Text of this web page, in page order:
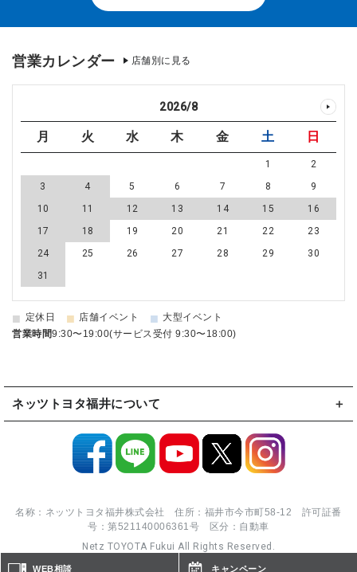
WEB相談 キャンペーン
営業カレンダー 店舗別に見る
2026/8
月 火 水 木 金 土 日
1
2
3
4 5 6 7 8
9
10
11 12 13 14 15
16
17
18 19 20 21 22
23
24
25 26 27 28 29
30
31
■ 定休日 ■ 店舗イベント ■ 大型イベント
営業時間9:30〜19:00(サービス受付 9:30〜18:00)
ネッツトヨタ福井について
名称：ネッツトヨタ福井株式会社 住所：福井市今市町58-12 許可証番
号：第521140006361号 区分：自動車
Netz TOYOTA Fukui All Rights Reserved.